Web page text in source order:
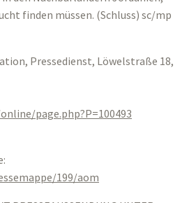
finden müssen. (Schluss) sc/mp
Pressedienst, Löwelstraße 18,
page.php?P=100493
199/aom